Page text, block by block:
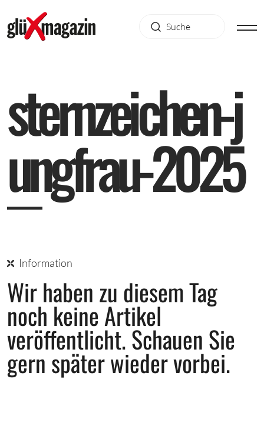
sternzeichen-j
ungfrau-2025
Information
Wir haben zu diesem Tag
noch keine Artikel
veröffentlicht.Schauen Sie
gern später wieder vorbei.